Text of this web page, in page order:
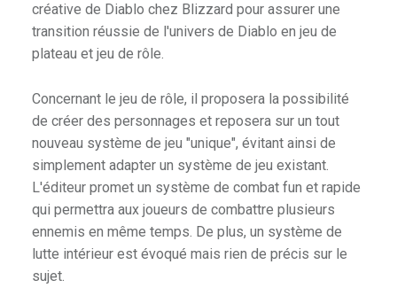
créative de Diablo chez Blizzard pour assurer une
transition réussie de l'univers de Diablo en jeu de
plateau et jeu de rôle.
Concernant le jeu de rôle, il proposera la possibilité
de créer des personnages et reposera sur un tout
nouveau système de jeu "unique", évitant ainsi de
simplement adapter un système de jeu existant.
L'éditeur promet un système de combat fun et rapide
qui permettra aux joueurs de combattre plusieurs
ennemis en même temps. De plus, un système de
lutte intérieur est évoqué mais rien de précis sur le
sujet.